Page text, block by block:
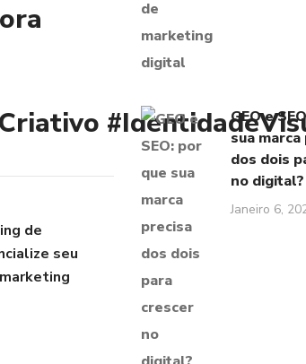
de
seu
GEO e
sua
dos dois
no digital?
Janeiro 6,